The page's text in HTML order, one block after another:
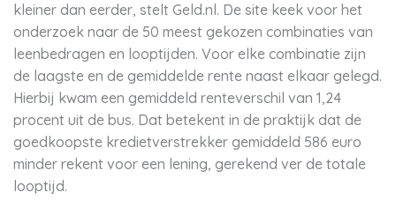
kleiner dan eerder, stelt Geld.nl. De site keek voor het
onderzoek naar de 50 meest gekozen combinaties van
leenbedragen en looptijden. Voor elke combinatie zijn
de laagste en de gemiddelde rente naast elkaar gelegd.
Hierbij kwam een gemiddeld renteverschil van 1,24
procent uit de bus. Dat betekent in de praktijk dat de
goedkoopste kredietverstrekker gemiddeld 586 euro
minder rekent voor een lening, gerekend ver de totale
looptijd.